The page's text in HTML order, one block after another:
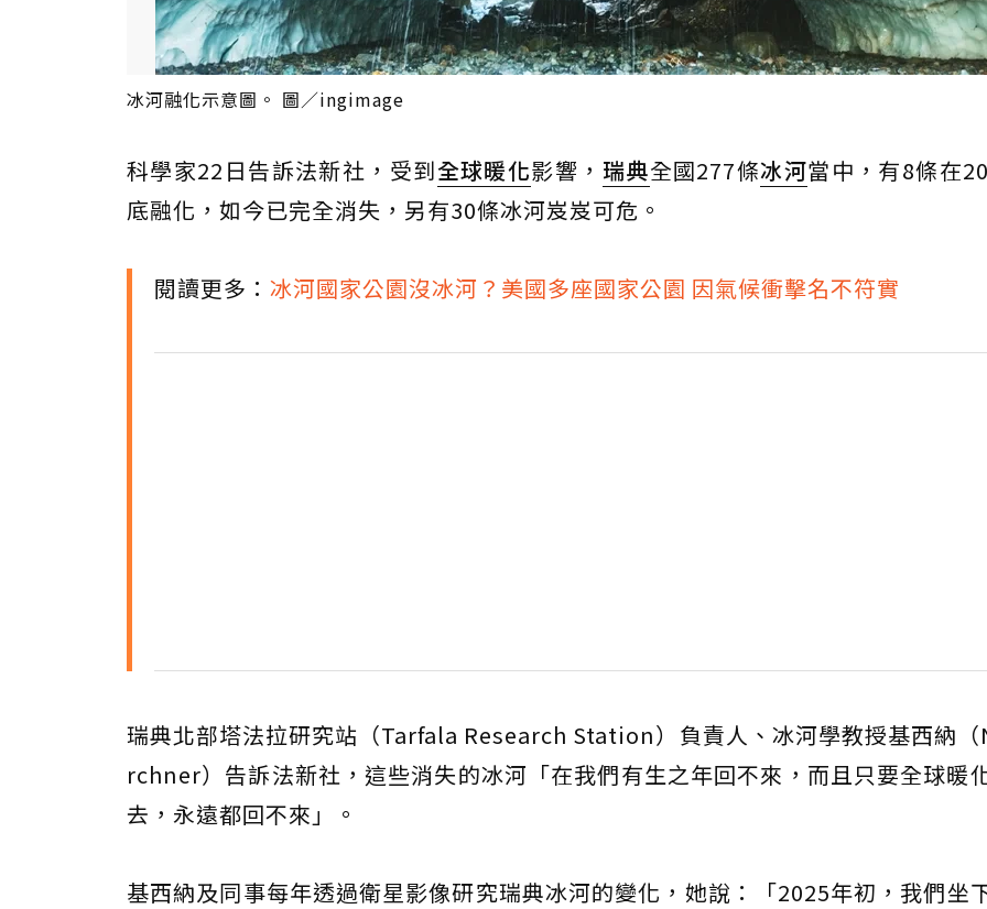
冰河融化示意圖。 圖／ingimage
科學家22日告訴法新社，受到全球暖化影響， 瑞典全國277條冰河當中，有8條在
底融化，如今已完全消失，另有30條冰河岌岌可危。
閱讀更多： 冰河國家公園沒冰河？美國多座國家公園 因氣候衝擊名不符實
瑞典北部塔法拉研究站（Tarfala Research Station）負責人、冰河學教授基西納
rchner）告訴法新社，這些消失的冰河「在我們有生之年回不來，而且只要全球暖
去，永遠都回不來」。
基西納及同事每年透過衛星影像研究瑞典冰河的變化，她說：「2025年初，我們坐